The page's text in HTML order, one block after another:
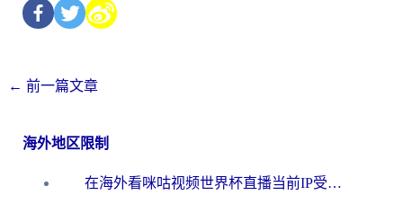
← 前一篇文章
海外地区限制
在海外看咪咕视频世界杯直播当前IP受限制？这篇指南帮你搞定所有体育赛事观看难题